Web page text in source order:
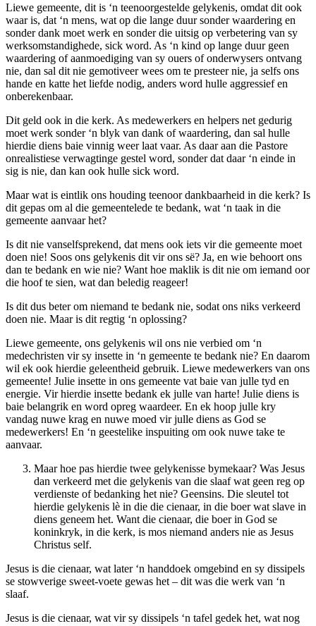
Liewe gemeente, dit is ‘n teenoorgestelde gelykenis, omdat dit ook
waar is, dat ‘n mens, wat op die lange duur sonder waardering en
sonder dank moet werk en sonder die uitsig op verbetering van sy
werksomstandighede, sick word. As ‘n kind op lange duur geen
waardering of aanmoediging van sy ouers of onderwysers ontvang
nie, dan sal dit nie gemotiveer wees om te presteer nie, ja selfs ons
hande en katte het liefde nodig, anders word hulle aggressief en
onberekenbaar.
Dit geld ook in die kerk. As medewerkers en helpers net gedurig
moet werk sonder ‘n blyk van dank of waardering, dan sal hulle
hierdie diens baie vinnig weer laat vaar. As daar aan die Pastore
onrealistiese verwagtinge gestel word, sonder dat daar ‘n einde in
sig is nie, dan kan ook hulle sick word.
Maar wat is eintlik ons houding teenoor dankbaarheid in die kerk? Is
dit gepas om al die gemeentelede te bedank, wat ‘n taak in die
gemeente aanvaar het?
Is dit nie vanselfsprekend, dat mens ook iets vir die gemeente moet
doen nie! Soos ons gelykenis dit vir ons së? Ja, en wie behoort ons
dan te bedank en wie nie? Want hoe maklik is dit nie om iemand oor
die hoof te sien, wat dan beledig reageer!
Is dit dus beter om niemand te bedank nie, sodat ons niks verkeerd
doen nie. Maar is dit regtig ‘n oplossing?
Liewe gemeente, ons gelykenis wil ons nie verbied om ‘n
medechristen vir sy insette in ‘n gemeente te bedank nie? En daarom
wil ek ook hierdie geleentheid gebruik. Liewe medewerkers van ons
gemeente! Julie insette in ons gemeente vat baie van julle tyd en
energie. Vir hierdie insette bedank ek julle van harte! Julie diens is
baie belangrik en word opreg waardeer. En ek hoop julle kry
vandag nuwe krag en nuwe moed vir julle diens as God se
medewerkers! En ‘n geestelike inspuiting om ook nuwe take te
aanvaar.
Maar hoe pas hierdie twee gelykenisse bymekaar? Was Jesus
dan verkeerd met die gelykenis van die slaaf wat geen reg op
verdienste of bedanking het nie? Geensins. Die sleutel tot
hierdie gelykenis lè in die die cienaar, in die boer wat slave in
diens geneem het. Want die cienaar, die boer in God se
koninkryk, in die kerk, is mos niemand anders nie as Jesus
Christus self.
Jesus is die cienaar, wat later ‘n handdoek omgebind en sy dissipels
se stowverige sweet-voete gewas het – dit was die werk van ‘n
slaaf.
Jesus is die cienaar, wat vir sy dissipels ‘n tafel gedek het, wat nog